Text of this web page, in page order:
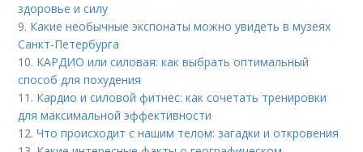
здоровье и силу
9. Какие необычные экспонаты можно увидеть в музеях
Санкт-Петербурга
10. КАРДИО или силовая: как выбрать оптимальный
способ для похудения
11. Кардио и силовой фитнес: как сочетать тренировки
для максимальной эффективности
12.Что происходит с нашим телом: загадки и откровения